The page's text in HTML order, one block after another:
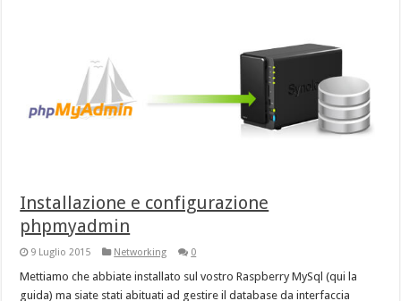
Installazione e configurazione
phpmyadmin
9 Luglio 2015 Networking 0
Mettiamo che abbiate installato sul vostro Raspberry MySql (qui la
guida) ma siate stati abituati ad gestire il database da interfaccia